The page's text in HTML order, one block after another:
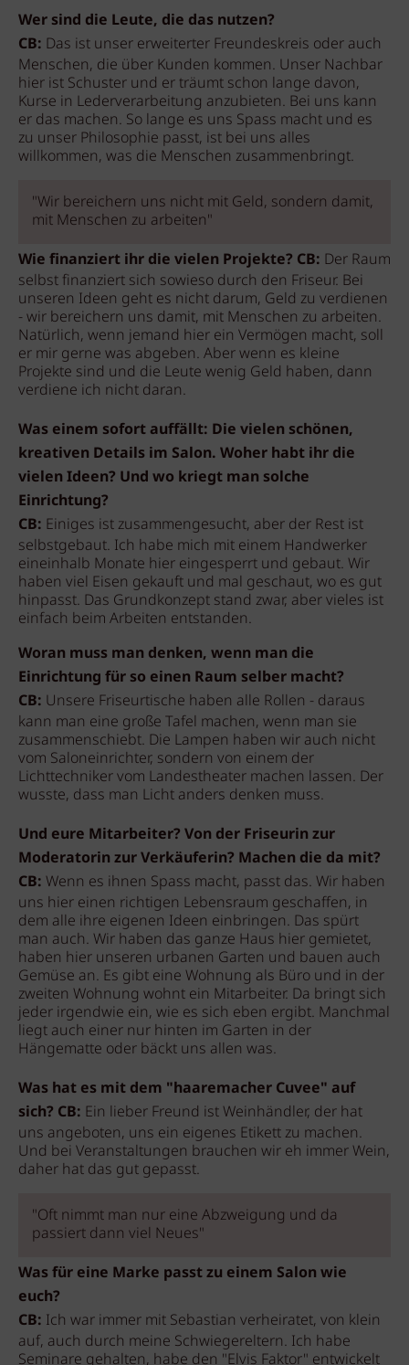
Wer sind die Leute, die das nutzen?
CB: Das ist unser erweiterter Freundeskreis oder auch
Menschen, die über Kunden kommen. Unser Nachbar
hier ist Schuster und er träumt schon lange davon,
Kurse in Lederverarbeitung anzubieten. Bei uns kann
er das machen. So lange es uns Spass macht und es
zu unser Philosophie passt, ist bei uns alles
willkommen, was die Menschen zusammenbringt.
"Wir bereichern uns nicht mit Geld, sondern damit,
mit Menschen zu arbeiten"
Wie finanziert ihr die vielen Projekte? CB: Der Raum
selbst finanziert sich sowieso durch den Friseur. Bei
unseren Ideen geht es nicht darum, Geld zu verdienen
- wir bereichern uns damit, mit Menschen zu arbeiten.
Natürlich, wenn jemand hier ein Vermögen macht, soll
er mir gerne was abgeben. Aber wenn es kleine
Projekte sind und die Leute wenig Geld haben, dann
verdiene ich nicht daran.
Was einem sofort auffällt: Die vielen schönen,
kreativen Details im Salon. Woher habt ihr die
vielen Ideen? Und wo kriegt man solche
Einrichtung?
CB: Einiges ist zusammengesucht, aber der Rest ist
selbstgebaut. Ich habe mich mit einem Handwerker
eineinhalb Monate hier eingesperrt und gebaut. Wir
haben viel Eisen gekauft und mal geschaut, wo es gut
hinpasst. Das Grundkonzept stand zwar, aber vieles ist
einfach beim Arbeiten entstanden.
Woran muss man denken, wenn man die
Einrichtung für so einen Raum selber macht?
CB: Unsere Friseurtische haben alle Rollen - daraus
kann man eine große Tafel machen, wenn man sie
zusammenschiebt. Die Lampen haben wir auch nicht
vom Saloneinrichter, sondern von einem der
Lichttechniker vom Landestheater machen lassen. Der
wusste, dass man Licht anders denken muss.
Und eure Mitarbeiter? Von der Friseurin zur
Moderatorin zur Verkäuferin? Machen die da mit?
CB: Wenn es ihnen Spass macht, passt das. Wir haben
uns hier einen richtigen Lebensraum geschaffen, in
dem alle ihre eigenen Ideen einbringen. Das spürt
man auch. Wir haben das ganze Haus hier gemietet,
haben hier unseren urbanen Garten und bauen auch
Gemüse an. Es gibt eine Wohnung als Büro und in der
zweiten Wohnung wohnt ein Mitarbeiter. Da bringt sich
jeder irgendwie ein, wie es sich eben ergibt. Manchmal
liegt auch einer nur hinten im Garten in der
Hängematte oder bäckt uns allen was.
Was hat es mit dem "haaremacher Cuvee" auf
sich? CB: Ein lieber Freund ist Weinhändler, der hat
uns angeboten, uns ein eigenes Etikett zu machen.
Und bei Veranstaltungen brauchen wir eh immer Wein,
daher hat das gut gepasst.
"Oft nimmt man nur eine Abzweigung und da
passiert dann viel Neues"
Was für eine Marke passt zu einem Salon wie
euch?
CB: Ich war immer mit Sebastian verheiratet, von klein
auf, auch durch meine Schwiegereltern. Ich habe
Seminare gehalten, habe den "Elvis Faktor" entwickelt